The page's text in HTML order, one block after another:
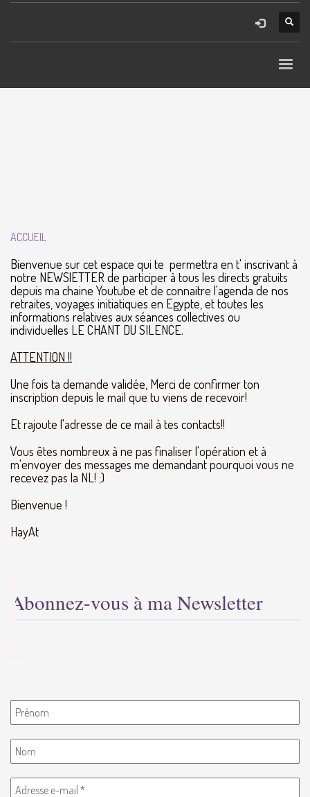
ACCUEIL
Bienvenue sur cet espace qui te permettra en t' inscrivant à
notre NEWSlETTER de participer à tous les directs gratuits
depuis ma chaine Youtube et de connaitre l'agenda de nos
retraites, voyages initiatiques en Egypte, et toutes les
informations relatives aux séances collectives ou
individuelles LE CHANT DU SILENCE.
ATTENTION !!
Une fois ta demande validée, Merci de confirmer ton
inscription depuis le mail que tu viens de recevoir!
Et rajoute l'adresse de ce mail à tes contacts!!
Vous êtes nombreux à ne pas finaliser l'opération et à
m'envoyer des messages me demandant pourquoi vous ne
recevez pas la NL! ;)
Bienvenue !
HayAt
Abonnez-vous à ma Newsletter